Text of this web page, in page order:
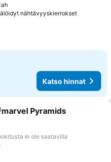
nähtävyyskierrokset
Katso hinnat
suosikkeihin
marvel Pyramids
ei ole saatavilla